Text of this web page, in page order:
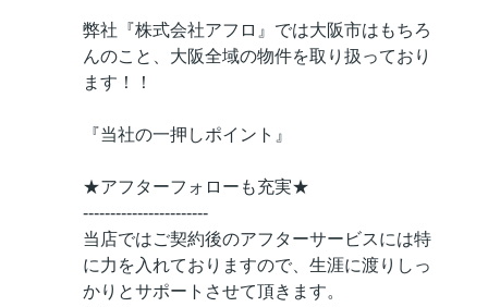
弊社『株式会社アフロ』では大阪市はもちろ
んのこと、大阪全域の物件を取り扱っており
ます！！
『当社の一押しポイント』
★アフターフォローも充実★
-----------------------
当店ではご契約後のアフターサービスには特
に力を入れておりますので、生涯に渡りしっ
かりとサポートさせて頂きます。